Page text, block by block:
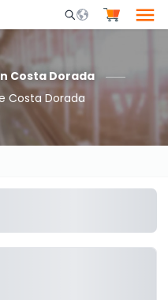
Mobile Search
Costa Dorada
Costa Dorada